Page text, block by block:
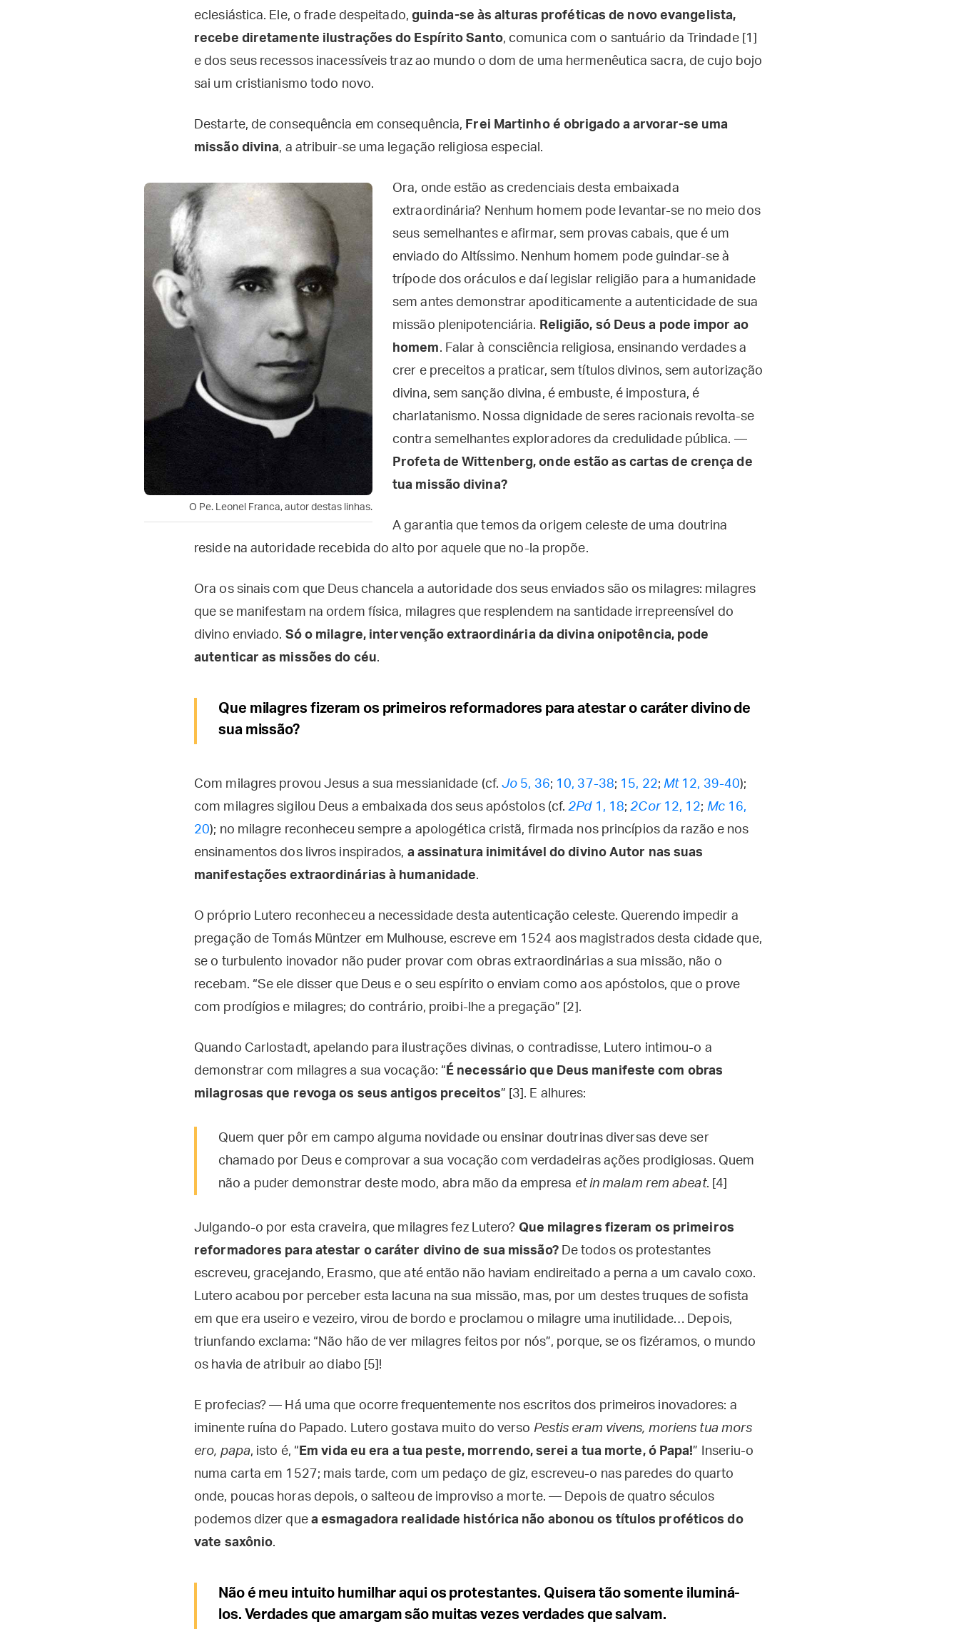
eclesiástica. Ele, o frade despeitado, guinda-se às alturas proféticas de novo evangelista,
recebe diretamente ilustrações do Espírito Santo, comunica com o santuário da Trindade [1]
e dos seus recessos inacessíveis traz ao mundo o dom de uma hermenêutica sacra, de cujo bojo
sai um cristianismo todo novo.
Destarte, de consequência em consequência, Frei Martinho é obrigado a arvorar-se uma
missão divina, a atribuir-se uma legação religiosa especial.
O Pe. Leonel Franca, autor destas linhas.
Ora, onde estão as credenciais desta embaixada
extraordinária? Nenhum homem pode levantar-se no meio dos
seus semelhantes e afirmar, sem provas cabais, que é um
enviado do Altíssimo. Nenhum homem pode guindar-se à
trípode dos oráculos e daí legislar religião para a humanidade
sem antes demonstrar apoditicamente a autenticidade de sua
missão plenipotenciária. Religião, só Deus a pode impor ao
homem. Falar à consciência religiosa, ensinando verdades a
crer e preceitos a praticar, sem títulos divinos, sem autorização
divina, sem sanção divina, é embuste, é impostura, é
charlatanismo. Nossa dignidade de seres racionais revolta-se
contra semelhantes exploradores da credulidade pública. —
Profeta de Wittenberg, onde estão as cartas de crença de
tua missão divina?
A garantia que temos da origem celeste de uma doutrina
reside na autoridade recebida do alto por aquele que no-la propõe.
Ora os sinais com que Deus chancela a autoridade dos seus enviados são os milagres: milagres
que se manifestam na ordem física, milagres que resplendem na santidade irrepreensível do
divino enviado. Só o milagre, intervenção extraordinária da divina onipotência, pode
autenticar as missões do céu.
Que milagres fizeram os primeiros reformadores para atestar o caráter divino de
sua missão?
Com milagres provou Jesus a sua messianidade (cf. Jo 5, 36; 10, 37-38; 15, 22; Mt12, 39-40);
com milagres sigilou Deus a embaixada dos seus apóstolos (cf.2Pd1, 18;2Cor12, 12; Mc16,
20); no milagre reconheceu sempre a apologética cristã, firmada nos princípios da razão e nos
ensinamentos dos livros inspirados, a assinatura inimitável do divino Autor nas suas
manifestações extraordinárias à humanidade.
O próprio Lutero reconheceu a necessidade desta autenticação celeste. Querendo impedir a
pregação de Tomás Müntzer em Mulhouse, escreve em 1524 aos magistrados desta cidade que,
se o turbulento inovador não puder provar com obras extraordinárias a sua missão, não o
recebam. “Se ele disser que Deus e o seu espírito o enviam como aos apóstolos, que o prove
com prodígios e milagres; do contrário, proibi-lhe a pregação” [2].
Quando Carlostadt, apelando para ilustrações divinas, o contradisse, Lutero intimou-o a
demonstrar com milagres a sua vocação: “ É necessário que Deus manifeste com obras
milagrosas que revoga os seus antigos preceitos” [3]. E alhures:
Quem quer pôr em campo alguma novidade ou ensinar doutrinas diversas deve ser
chamado por Deus e comprovar a sua vocação com verdadeiras ações prodigiosas. Quem
não a puder demonstrar deste modo, abra mão da empresa et in malam rem abeat. [4]
Julgando-o por esta craveira, que milagres fez Lutero? Que milagres fizeram os primeiros
reformadores para atestar o caráter divino de sua missão?De todos os protestantes
escreveu, gracejando, Erasmo, que até então não haviam endireitado a perna a um cavalo coxo.
Lutero acabou por perceber esta lacuna na sua missão, mas, por um destes truques de sofista
em que era useiro e vezeiro, virou de bordo e proclamou o milagre uma inutilidade… Depois,
triunfando exclama: “Não hão de ver milagres feitos por nós”, porque, se os fizéramos, o mundo
os havia de atribuir ao diabo [5]!
E profecias? — Há uma que ocorre frequentemente nos escritos dos primeiros inovadores: a
iminente ruína do Papado. Lutero gostava muito do verso Pestis eram vivens, moriens tua mors
ero, papa, isto é, “ Em vida eu era a tua peste, morrendo, serei a tua morte, ó Papa!” Inseriu-o
numa carta em 1527; mais tarde, com um pedaço de giz, escreveu-o nas paredes do quarto
onde, poucas horas depois, o salteou de improviso a morte. — Depois de quatro séculos
podemos dizer que a esmagadora realidade histórica não abonou os títulos proféticos do
vate saxônio.
Não é meu intuito humilhar aqui os protestantes. Quisera tão somente iluminá-
los. Verdades que amargam são muitas vezes verdades que salvam.